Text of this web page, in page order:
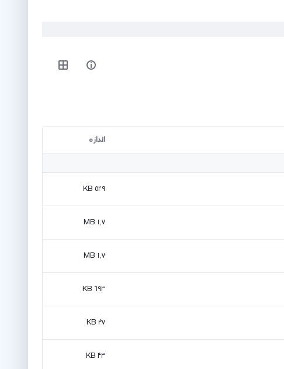
اندازه
۵۲۹ KB
۱٫۷ MB
۱٫۷ MB
۶۹۳ KB
۴۷ KB
۴۳ KB